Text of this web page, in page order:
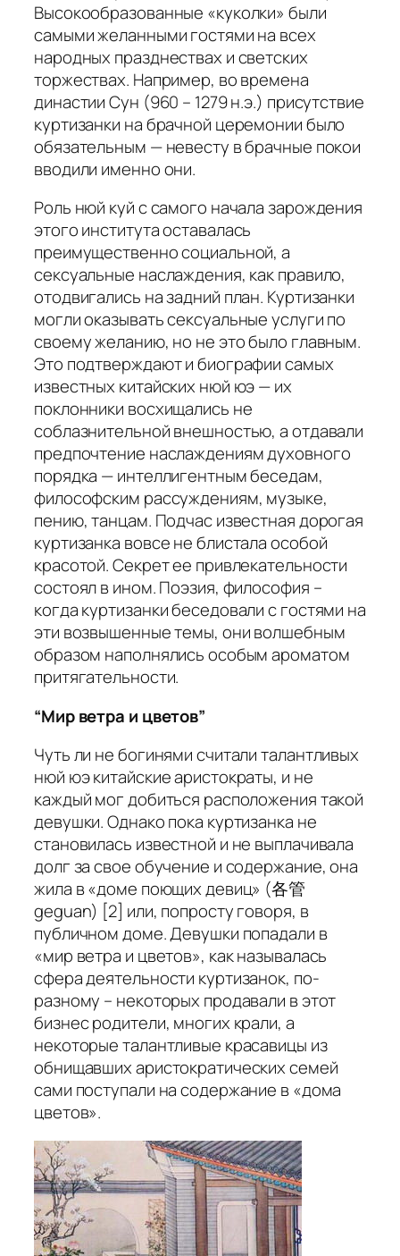
Высокообразованные «куколки» были
самыми желанными гостями на всех
народных празднествах и светских
торжествах. Например, во времена
династии Сун (960 – 1279 н.э.) присутствие
куртизанки на брачной церемонии было
обязательным — невесту в брачные покои
вводили именно они.
Роль нюй куй с самого начала зарождения
этого института оставалась
преимущественно социальной, а
сексуальные наслаждения, как правило,
отодвигались на задний план. Куртизанки
могли оказывать сексуальные услуги по
своему желанию, но не это было главным.
Это подтверждают и биографии самых
известных китайских нюй юэ — их
поклонники восхищались не
соблазнительной внешностью, а отдавали
предпочтение наслаждениям духовного
порядка — интеллигентным беседам,
философским рассуждениям, музыке,
пению, танцам. Подчас известная дорогая
куртизанка вовсе не блистала особой
красотой. Секрет ее привлекательности
состоял в ином. Поэзия, философия –
когда куртизанки беседовали с гостями на
эти возвышенные темы, они волшебным
образом наполнялись особым ароматом
притягательности.
“Мир ветра и цветов”
Чуть ли не богинями считали талантливых
нюй юэ китайские аристократы, и не
каждый мог добиться расположения такой
девушки. Однако пока куртизанка не
становилась известной и не выплачивала
долг за свое обучение и содержание, она
жила в «доме поющих девиц» (各管
geguan) [2] или, попросту говоря, в
публичном доме. Девушки попадали в
«мир ветра и цветов», как называлась
сфера деятельности куртизанок, по-
разному – некоторых продавали в этот
бизнес родители, многих крали, а
некоторые талантливые красавицы из
обнищавших аристократических семей
сами поступали на содержание в «дома
цветов».